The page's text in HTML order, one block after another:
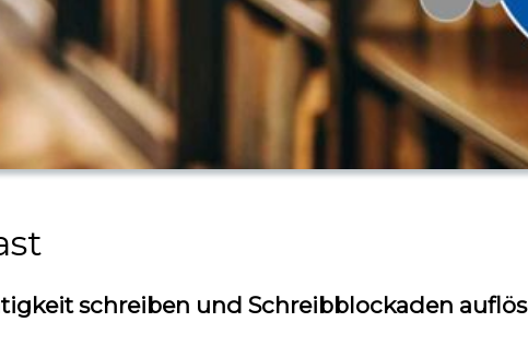
schreiben und Schreibblockaden